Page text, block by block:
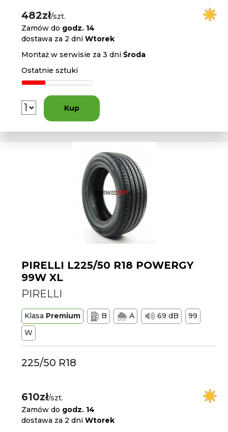
482zł/szt.
Zamów do godz. 14
dostawa za 2 dniWtorek
Montaż w serwisie za 3 dniŚroda
Ostatnie sztuki
Kup
PIRELLI L225/50 R18 POWERGY
99W XL
PIRELLI
Klasa Premium B A 69 dB
99
W
225/50 R18
610zł/szt.
Zamów do godz. 14
dostawa za 2 dniWtorek